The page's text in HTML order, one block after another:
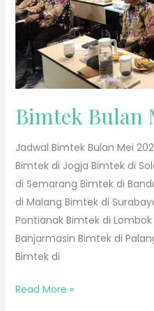
Bimtek Bulan
Jadwal Bimtek Bulan Mei
Bimtek di Jogja Bimtek di
di Semarang Bimtek di
di Malang Bimtek di
Pontianak Bimtek di
Banjarmasin Bimtek di
Bimtek di
Read More »